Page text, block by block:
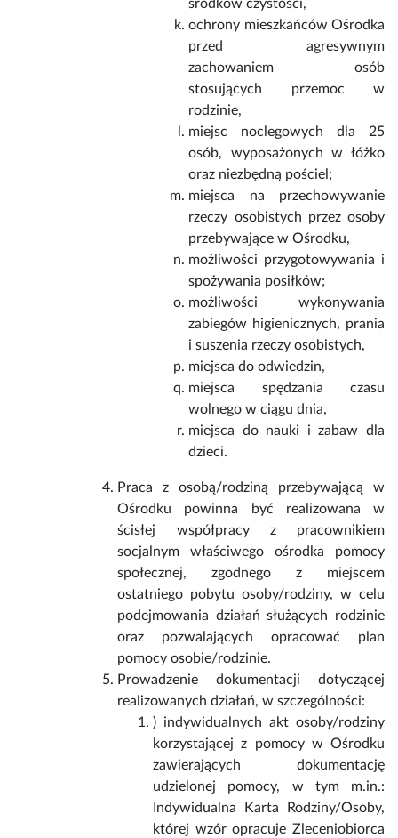
środków czystości,
ochrony mieszkańców Ośrodka
przed agresywnym
zachowaniem osób
stosujących przemoc w
rodzinie,
miejsc noclegowych dla 25
osób, wyposażonych w łóżko
oraz niezbędną pościel;
miejsca na przechowywanie
rzeczy osobistych przez osoby
przebywające w Ośrodku,
możliwości przygotowywania i
spożywania posiłków;
możliwości wykonywania
zabiegów higienicznych, prania
i suszenia rzeczy osobistych,
miejsca do odwiedzin,
miejsca spędzania czasu
wolnego w ciągu dnia,
miejsca do nauki i zabaw dla
dzieci.
Praca z osobą/rodziną przebywającą w
Ośrodku powinna być realizowana w
ścisłej współpracy z pracownikiem
socjalnym właściwego ośrodka pomocy
społecznej, zgodnego z miejscem
ostatniego pobytu osoby/rodziny, w celu
podejmowania działań służących rodzinie
oraz pozwalających opracować plan
pomocy osobie/rodzinie.
Prowadzenie dokumentacji dotyczącej
realizowanych działań, w szczególności:
) indywidualnych akt osoby/rodziny
korzystającej z pomocy w Ośrodku
zawierających dokumentację
udzielonej pomocy, w tym m.in.:
Indywidualna Karta Rodziny/Osoby,
której wzór opracuje Zleceniobiorca